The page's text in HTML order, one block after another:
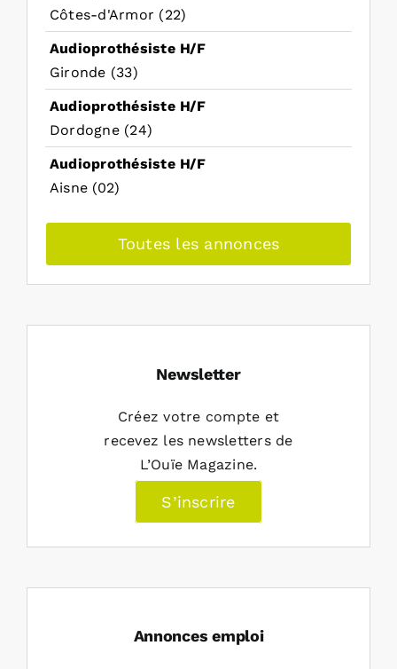
Côtes-d'Armor (22)
Audioprothésiste H/F
Gironde (33)
Audioprothésiste H/F
Dordogne (24)
Audioprothésiste H/F
Aisne (02)
Toutes les annonces
Newsletter
Créez votre compte et
recevez les newsletters de
L’Ouïe Magazine.
S’inscrire
Annonces emploi